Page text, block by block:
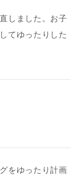
しました。お子
てゆったりした
をゆったり計画